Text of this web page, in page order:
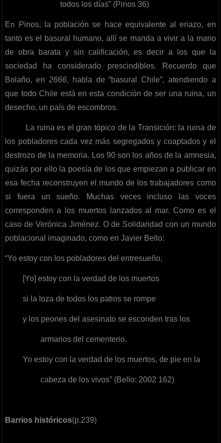
todos los días” (Pinos 36)
En Pinos, la población se hace equivalente al eriazo, en
tanto es el basural humano, allí se manda a vivir a la mano
de obra barata y sin calificación, es decir a los que la
sociedad ha considerado prescindibles. Recuerdo que
Bolaño, en 2666, habla de “basural Chile”, atendiendo a
que todo Chile está en esta condición de ser una ruina, un
desecho, un país de escombros.
La ruina es el gran tópico de la Transición: la ruina de
los pobladores cada vez más segregados y coaptados y el
destrozo de la memoria. Los 90 son los años de la amnesia,
quizás por ello la poesía de los que empiezan a publicar en
esa fecha reconstruyen el mundo de los trabajadores como
si fuera un sueño. Muchas veces incluso las voces
corresponden a los muertos lanzados al mar. Como es el
caso de Verónica Jiménez. O de Solidaridad con un mundo
poblacional imaginado, como en Javier Bello:
“Yo estoy con los pobladores del entresueño,
[Yo] estoy con la verdad de los muertos
si la loza de todos los patios se rompe
y los peones del asesinato se esconden tras los
armarios del cementerio.
Yo estoy con la verdad de los muertos, de pie en la
cabeza de los vivos” (Bello: 2002 162)
Barrios históricos(p.239)